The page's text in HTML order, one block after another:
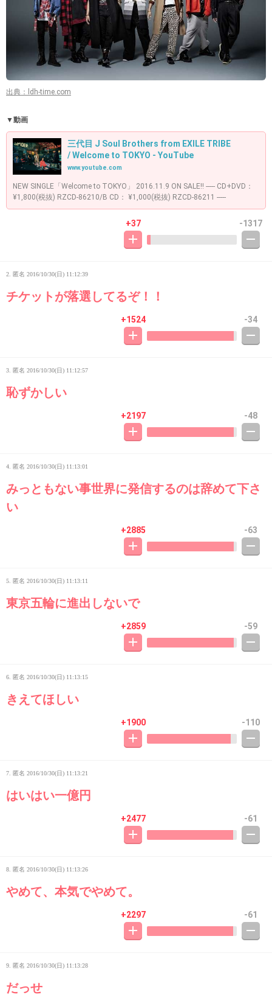
出典：ldh-time.com
▼動画
三代目 J Soul Brothers from EXILE TRIBE
/ Welcome to TOKYO - YouTube
www.youtube.com
NEW SINGLE「Welcome to TOKYO」 2016.11.9 ON SALE!! ----- CD+DVD：
¥1,800(税抜) RZCD-86210/B CD： ¥1,000(税抜) RZCD-86211 -----
+37 -1317
2. 匿名 2016/10/30(日) 11:12:39
チケットが落選してるぞ！！
+1524 -34
3. 匿名 2016/10/30(日) 11:12:57
恥ずかしい
+2197 -48
4. 匿名 2016/10/30(日) 11:13:01
みっともない事世界に発信するのは辞めて下さ
い
+2885 -63
5. 匿名 2016/10/30(日) 11:13:11
東京五輪に進出しないで
+2859 -59
6. 匿名 2016/10/30(日) 11:13:15
きえてほしい
+1900 -110
7. 匿名 2016/10/30(日) 11:13:21
はいはい一億円
+2477 -61
8. 匿名 2016/10/30(日) 11:13:26
やめて、本気でやめて。
+2297 -61
9. 匿名 2016/10/30(日) 11:13:28
だっせ